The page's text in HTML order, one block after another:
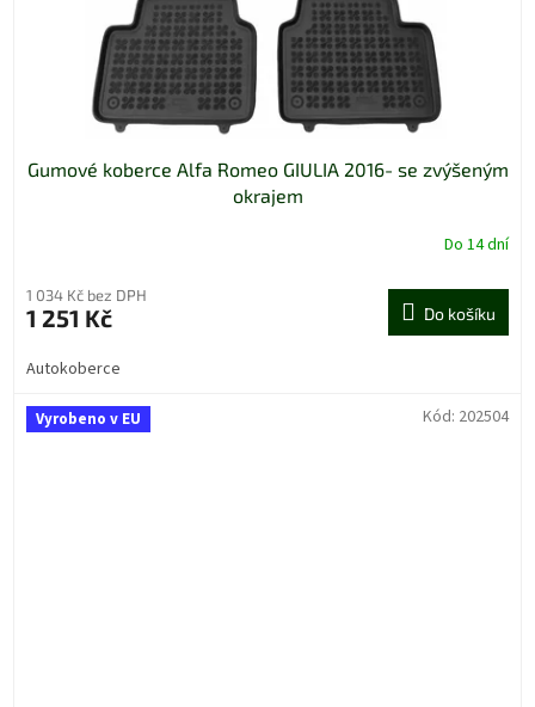
Gumové koberce Alfa Romeo GIULIA 2016- se zvýšeným
okrajem
Do 14 dní
1 034 Kč bez DPH
1 251 Kč Do košíku
Autokoberce
Vyrobeno v EU Kód: 202504